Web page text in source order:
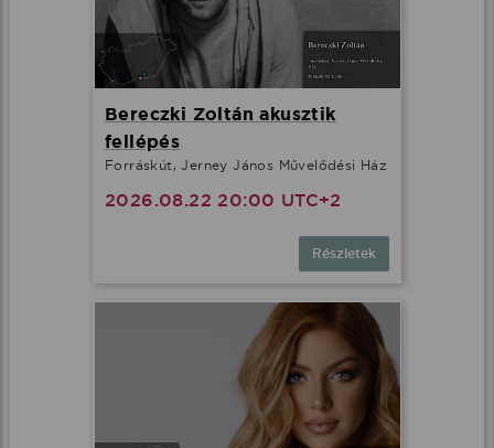
Bereczki Zoltán akusztik
fellépés
Forráskút, Jerney János Művelődési Ház
2026.08.22 20:00 UTC+2
Részletek